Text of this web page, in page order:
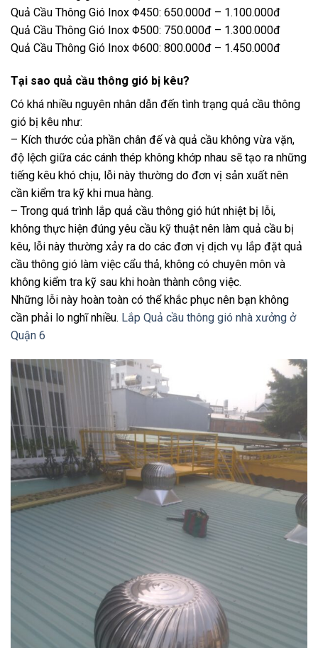
Quả Cầu Thông Gió Inox Φ450: 650.000đ – 1.100.000đ
Quả Cầu Thông Gió Inox Φ500: 750.000đ – 1.300.000đ
Quả Cầu Thông Gió Inox Φ600: 800.000đ – 1.450.000đ
Tại sao quả cầu thông gió bị kêu?
Có khá nhiều nguyên nhân dẫn đến tình trạng quả cầu thông
gió bị kêu như:
– Kích thước của phần chân đế và quả cầu không vừa vặn,
độ lệch giữa các cánh thép không khớp nhau sẽ tạo ra những
tiếng kêu khó chịu, lỗi này thường do đơn vị sản xuất nên
cần kiểm tra kỹ khi mua hàng.
– Trong quá trình lắp quả cầu thông gió hút nhiệt bị lỗi,
không thực hiện đúng yêu cầu kỹ thuật nên làm quả cầu bị
kêu, lỗi này thường xảy ra do các đơn vị dịch vụ lắp đặt quả
cầu thông gió làm việc cẩu thả, không có chuyên môn và
không kiểm tra kỹ sau khi hoàn thành công việc.
Những lỗi này hoàn toàn có thể khắc phục nên bạn không
cần phải lo nghĩ nhiều. Lắp Quả cầu thông gió nhà xưởng ở
Quận 6